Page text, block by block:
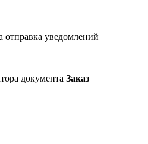
уведомлений
документа Заказ